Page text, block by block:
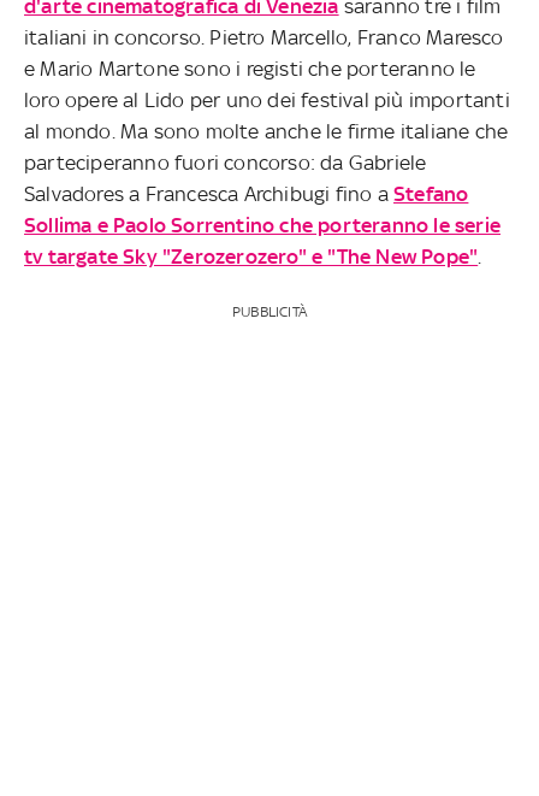
d'arte cinematografica di Venezia saranno tre i film
italiani in concorso. Pietro Marcello, Franco Maresco
e Mario Martone sono i registi che porteranno le
loro opere al Lido per uno dei festival più importanti
al mondo. Ma sono molte anche le firme italiane che
parteciperanno fuori concorso: da Gabriele
Salvadores a Francesca Archibugi fino aStefano
Sollima e Paolo Sorrentino che porteranno le serie
tv targate Sky "Zerozerozero" e "The New Pope"
PUBBLICITÀ